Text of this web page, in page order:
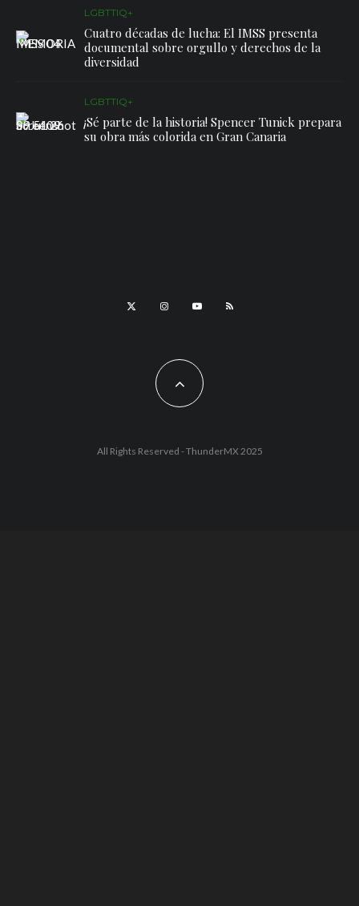
LGBTTIQ+
Cuatro décadas de lucha: El IMSS presenta
documental sobre orgullo y derechos de la
diversidad
LGBTTIQ+
¡Sé parte de la historia! Spencer Tunick prepara
su obra más colorida en Gran Canaria
All Rights Reserved - ThunderMX 2025